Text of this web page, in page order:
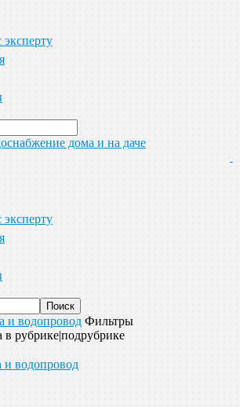
эксперту
дома и на даче
эксперту
и водопровод Фильтры
в рубрике|подрубрике
и водопровод